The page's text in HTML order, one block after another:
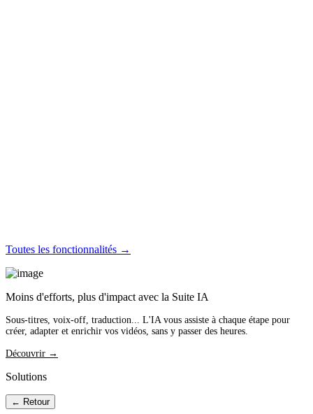
Toutes les fonctionnalités →
Moins d'efforts, plus d'impact avec la Suite IA
Sous-titres, voix-off, traduction... L'IA vous assiste à chaque étape pour
créer, adapter et enrichir vos vidéos, sans y passer des heures.
Découvrir →
Solutions
← Retour